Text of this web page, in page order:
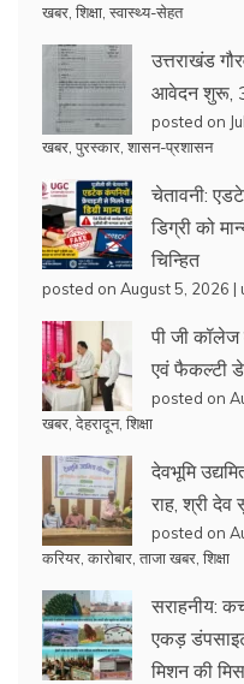
खबर शिक्षा स्वास्थ्य-सेहत
उत्तराखंड
आवेदन शुरू,
posted on
खबर पुरस्कार शासन-प्रशासन
चेतावनी:
डिग्री को
चिन्हित
posted on August 5, 2026 |
पी जी
एवं फैकल्टी
posted on
खबर देहरादून, शिक्षा
देवभूमि
राह, श्री देव
posted on
करियर कारोबार ताजा खबर शिक्षा
सराहनीय:
एकड़
मिशन की